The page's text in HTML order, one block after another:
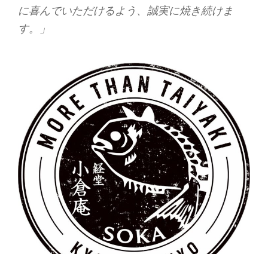
に喜んでいただけるよう、誠実に焼き続けま
す。」